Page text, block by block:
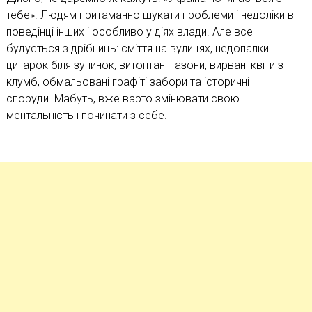
тебе». Людям притаманно шукати проблеми інедоліки в
поведінці інших і особливо у діях влади. Але все
будується з дрібниць: сміття на вулицях, недопалки
цигарок біля зупинок, витоптані газони, вирвані квіти з
клумб, обмальовані графіті забори та історичні
споруди. Мабуть, вже варто змінювати свою
ментальність і починати з себе.